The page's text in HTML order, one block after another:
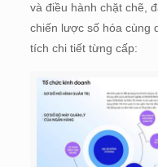
và điều hành chặt chẽ,
chiến lược số hóa cùng
tích chi tiết từng cấp: